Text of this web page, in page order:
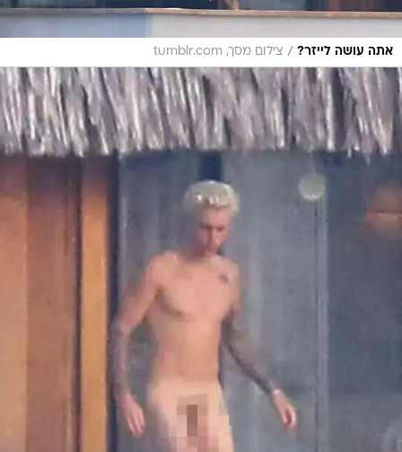
אתה עושה לייזר? / צילום מסך, tumblr.com